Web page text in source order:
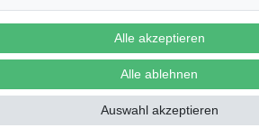
Alle akzeptieren
Alle ablehnen
Auswahl akzeptieren